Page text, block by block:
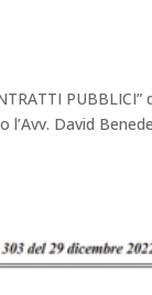
David